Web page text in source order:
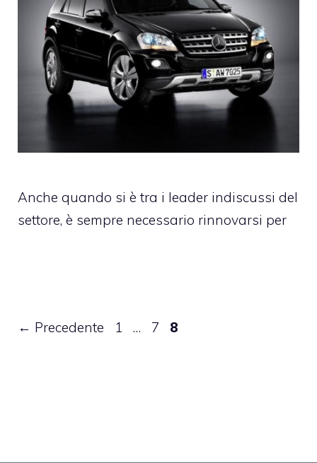
Anche quando si è tra i leader indiscussi del
settore, è sempre necessario rinnovarsi per
← Precedente Pagina
1 … Pagina
7 Pagina
8